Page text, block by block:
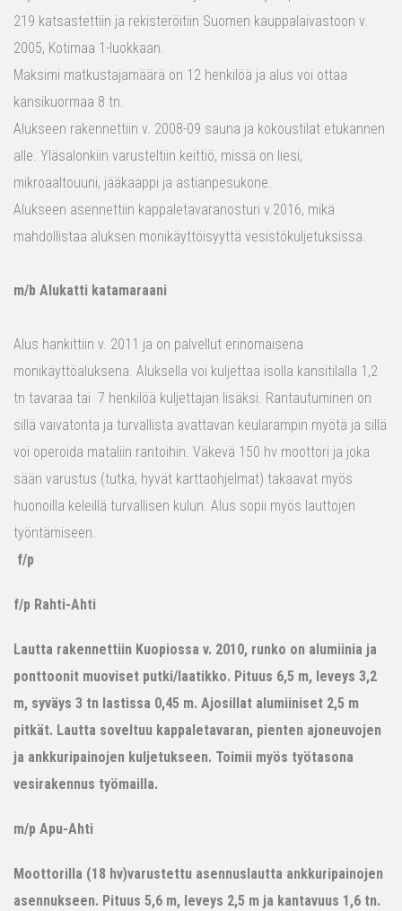
219 katsastettiin ja rekisteröitiin Suomen kauppalaivastoon v.
2005, Kotimaa 1-luokkaan.
Maksimi matkustajamäärä on 12 henkilöä ja alus voi ottaa
kansikuormaa 8 tn.
Alukseen rakennettiin v. 2008-09 sauna ja kokoustilat etukannen
alle. Yläsalonkiin varusteltiin keittiö, missä on liesi,
mikroaaltouuni, jääkaappi ja astianpesukone.
Alukseen asennettiin kappaletavaranosturi v.2016, mikä
mahdollistaa aluksen monikäyttöisyyttä vesistökuljetuksissa.
m/b Alukatti katamaraani
Alus hankittiin v. 2011 ja on palvellut erinomaisena
monikäyttöaluksena. Aluksella voi kuljettaa isolla kansitilalla 1,2
tn tavaraa tai 7 henkilöä kuljettajan lisäksi. Rantautuminen on
sillä vaivatonta ja turvallista avattavan keularampin myötä ja sillä
voi operoida mataliin rantoihin. Väkevä 150 hv moottori ja joka
sään varustus (tutka, hyvät karttaohjelmat) takaavat myös
huonoilla keleillä turvallisen kulun. Alus sopii myös lauttojen
työntämiseen.
f/p
f/p Rahti-Ahti
Lautta rakennettiin Kuopiossa v. 2010, runko on alumiinia ja
ponttoonit muoviset putki/laatikko. Pituus 6,5 m, leveys 3,2
m, syväys 3 tn lastissa 0,45 m. Ajosillat alumiiniset 2,5 m
pitkät. Lautta soveltuu kappaletavaran, pienten ajoneuvojen
ja ankkuripainojen kuljetukseen. Toimii myös työtasona
vesirakennus työmailla.
m/p Apu-Ahti
Moottorilla (18 hv)varustettu asennuslautta ankkuripainojen
asennukseen. Pituus 5,6 m, leveys 2,5 m ja kantavuus 1,6 tn.